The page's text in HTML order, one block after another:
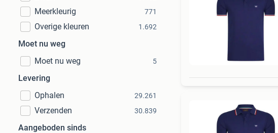
Meerkleurig 771
Overige kleuren 1.692
Moet nu weg
Moet nu weg
5
Levering
Ophalen
29.261
Verzenden 30.839
Aangeboden sinds